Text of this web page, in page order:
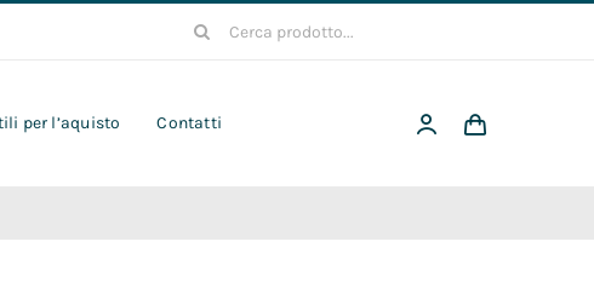
Cerca
per l’aquisto Contatti